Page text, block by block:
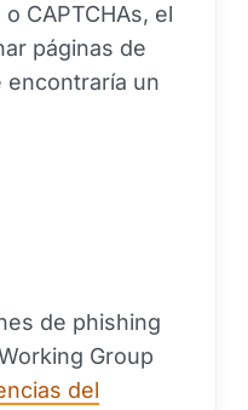
CAPTCHAs, el
páginas de
un
de phishing
Group
del